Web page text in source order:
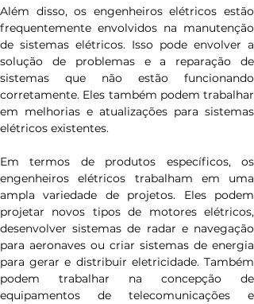
Além disso, os engenheiros elétricos estão
frequentemente envolvidos na manutenção
de sistemas elétricos. Isso pode envolver a
solução de problemas e a reparação de
sistemas que não estão funcionando
corretamente. Eles também podem trabalhar
em melhorias e atualizações para sistemas
elétricos existentes.
Em termos de produtos específicos, os
engenheiros elétricos trabalham em uma
ampla variedade de projetos. Eles podem
projetar novos tipos de motores elétricos,
desenvolver sistemas de radar e navegação
para aeronaves ou criar sistemas de energia
para gerar e distribuir eletricidade. Também
podem trabalhar na concepção de
equipamentos de telecomunicações e